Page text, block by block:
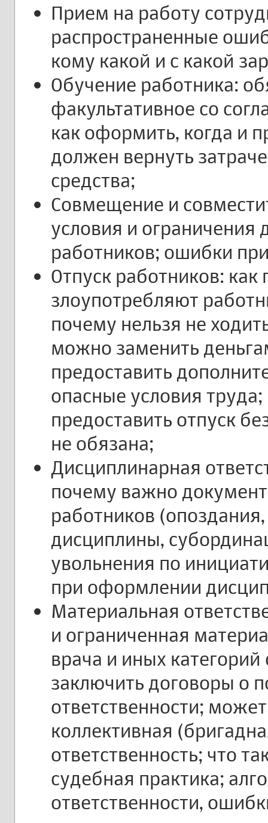
Прием на работу
распространенные
кому какой и с какой
Обучение работника:
факультативное со
как оформить, когда и
должен вернуть
средства;
Совмещение и
условия и ограничения
работников; ошибки
Отпуск работников: как
злоупотребляют
почему нельзя не
можно заменить
предоставить
опасные условия
предоставить отпуск
не обязана;
Дисциплинарная
почему важно
работников
дисциплины,
увольнения по
при оформлении
Материальная
и ограниченная
врача и иных
заключить договоры о
ответственности;
коллективная
ответственность; что
судебная практика;
ответственности,